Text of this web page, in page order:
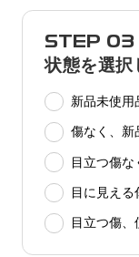
STEP 03
状態を選択
新品未使用
傷なく、新
目立つ傷
目に見える
目立つ傷、